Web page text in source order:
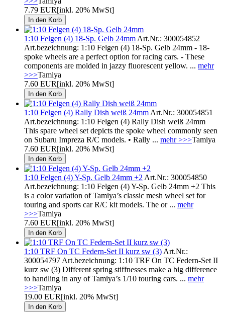
7.79 EUR[inkl. 20% MwSt]
1:10 Felgen (4) 18-Sp. Gelb 24mm Art.Nr.: 300054852
Art.bezeichnung: 1:10 Felgen (4) 18-Sp. Gelb 24mm - 18-
spoke wheels are a perfect option for racing cars. - These
components are molded in jazzy fluorescent yellow. ... mehr
>>>Tamiya
7.60 EUR[inkl. 20% MwSt]
1:10 Felgen (4) Rally Dish weiß 24mm Art.Nr.: 300054851
Art.bezeichnung: 1:10 Felgen (4) Rally Dish weiß 24mm
This spare wheel set depicts the spoke wheel commonly seen
on Subaru Impreza R/C models. • Rally ... mehr >>>Tamiya
7.60 EUR[inkl. 20% MwSt]
1:10 Felgen (4) Y-Sp. Gelb 24mm +2 Art.Nr.: 300054850
Art.bezeichnung: 1:10 Felgen (4) Y-Sp. Gelb 24mm +2 This
is a color variation of Tamiya’s classic mesh wheel set for
touring and sports car R/C kit models. The or ... mehr
>>>Tamiya
7.60 EUR[inkl. 20% MwSt]
1:10 TRF On TC Federn-Set II kurz sw (3) Art.Nr.:
300054797 Art.bezeichnung: 1:10 TRF On TC Federn-Set II
kurz sw (3) Different spring stiffnesses make a big difference
to handling in any of Tamiya’s 1/10 touring cars. ... mehr
>>>Tamiya
19.00 EUR[inkl. 20% MwSt]